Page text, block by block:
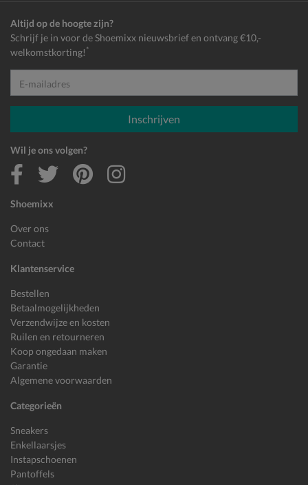
Shoemixx
Over ons
Contact
Klantenservice
Bestellen
Betaalmogelijkheden
Verzendwijze en kosten
Ruilen en retourneren
Koop ongedaan maken
Garantie
Algemene voorwaarden
Categorieën
Sneakers
Enkellaarsjes
Instapschoenen
Pantoffels
Altijd op de hoogte zijn?
Schrijf je in voor de Shoemixx nieuwsbrief en ontvang €10,-
welkomstkorting! *
E-mailadres
Inschrijven
Wil je ons volgen?